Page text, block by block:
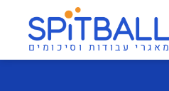
מאגרי עבודות וסיכומים